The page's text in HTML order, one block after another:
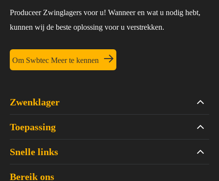
Produceer Zwinglagers voor u! Wanneer en wat u nodig hebt,
kunnen wij de beste oplossing voor u verstrekken.
Om Swbtec Meer te kennen 
Zwenklager
Toepassing
Snelle links
Bereik ons